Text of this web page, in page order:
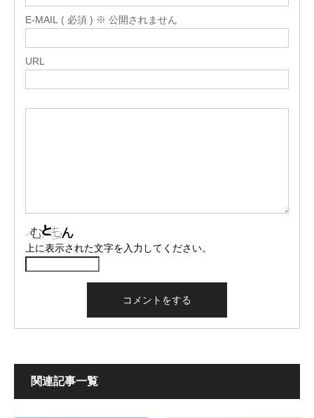
E-MAIL ( 必須 ) ※ 公開されません
URL
上に表示された文字を入力してください。
関連記事一覧